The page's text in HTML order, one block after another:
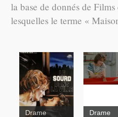
la base de donnés de
lesquelles le terme «
Drame
Drame